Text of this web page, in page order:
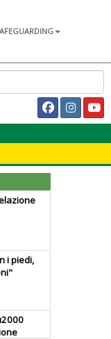
i piedi,